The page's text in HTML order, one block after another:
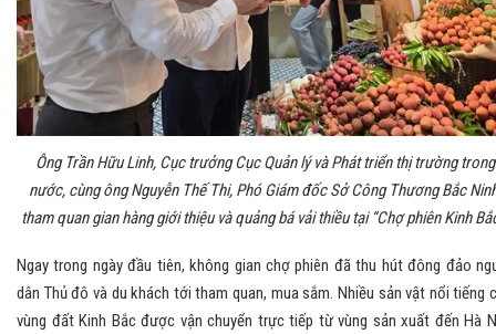
Ông Trần Hữu Linh, Cục trưởng Cục Quản lý và Phát triển thị trường trong
nước, cùng ông Nguyễn Thế Thi, Phó Giám đốc Sở Công Thương Bắc
tham quan gian hàng giới thiệu và quảng bá vải thiều tại “Chợ phiên Kinh
Ngay trong ngày đầu tiên, không gian chợ phiên đã thu hút đông đảo
dân Thủ đô và du khách tới tham quan, mua sắm. Nhiều sản vật nổi tiếng
vùng đất Kinh Bắc được vận chuyển trực tiếp từ vùng sản xuất đến Hà